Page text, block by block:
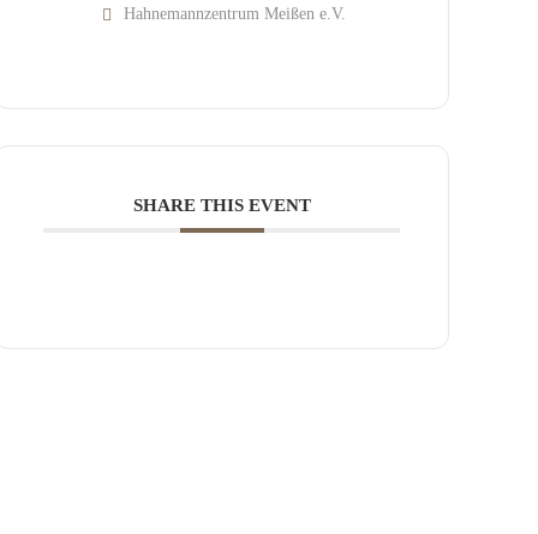
Hahnemannzentrum Meißen e.V.
SHARE THIS EVENT